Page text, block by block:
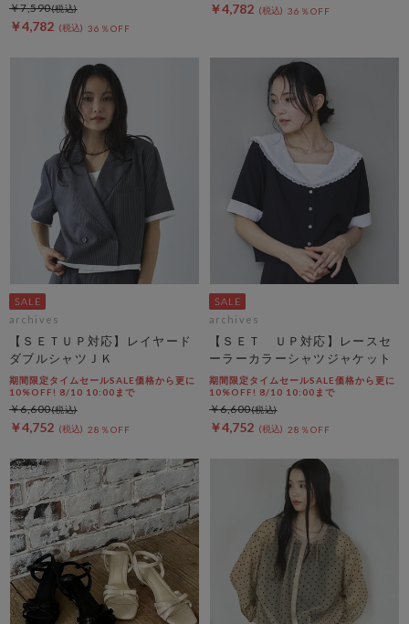
￥4,782 36％OFF
￥7,590 ￥4,782 36％OFF
archives
【ＳＥＴＵＰ対応】レイヤード
ダブルシャツＪＫ
期間限定タイムセールSALE価格から更に
10%OFF! 8/10 10:00まで
￥4,752 28％OFF
￥6,600
archives
【ＳＥＴ ＵＰ対応】レースセ
ーラーカラーシャツジャケット
期間限定タイムセールSALE価格から更に
10%OFF! 8/10 10:00まで
￥4,752 28％OFF
￥6,600